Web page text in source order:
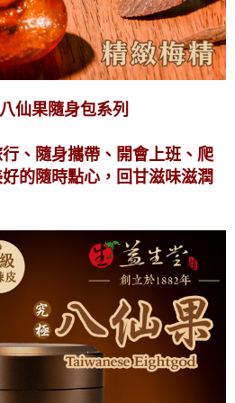
仙果隨身包系列
、隨身攜帶、開會上班、爬
的隨時點心，回甘滋味滋潤